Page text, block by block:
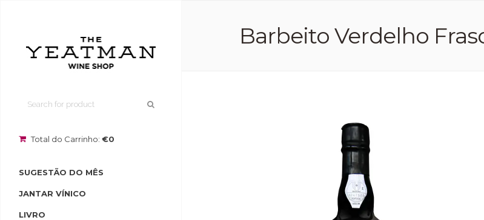
Total do Carrinho: €0
SUGESTÃO DO MÊS
JANTAR VÍNICO
LIVRO
Barbeito Verdelho